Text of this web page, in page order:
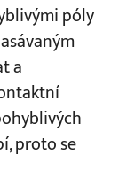
póly
a
proto se